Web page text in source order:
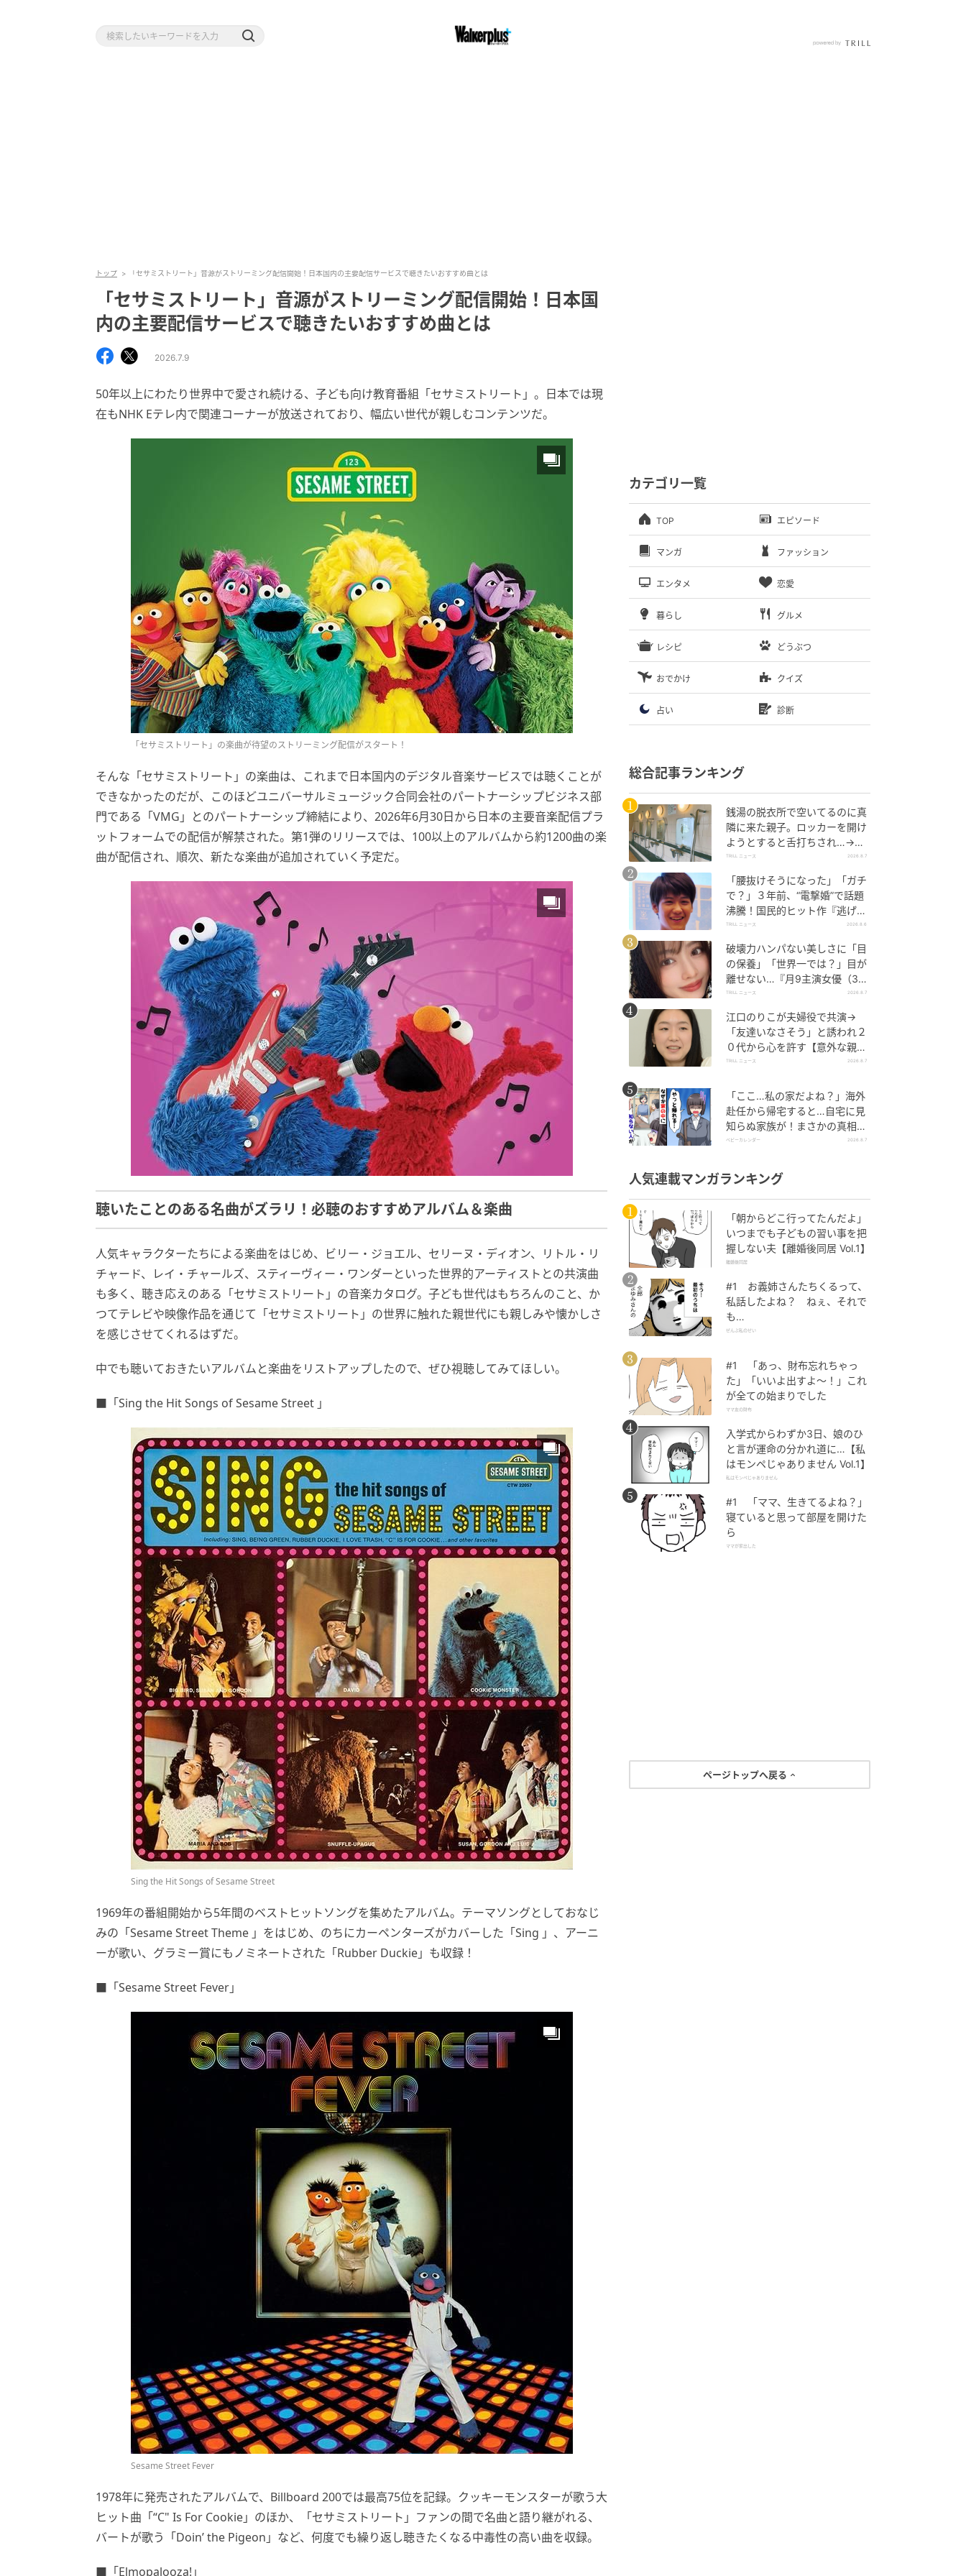
トップ 「セサミストリート」音源がストリーミング配信開始！日本国内の主要配信サービスで聴きたいおすすめ曲とは
「セサミストリート」音源がストリーミング配信開始！日本国
内の主要配信サービスで聴きたいおすすめ曲とは
2026.7.9
50年以上にわたり世界中で愛され続ける、子ども向け教育番組「セサミストリート」。日本では現
在もNHK Eテレ内で関連コーナーが放送されており、幅広い世代が親しむコンテンツだ。
「セサミストリート」の楽曲が待望のストリーミング配信がスタート！
そんな「セサミストリート」の楽曲は、これまで日本国内のデジタル音楽サービスでは聴くことが
できなかったのだが、このほどユニバーサルミュージック合同会社のパートナーシップビジネス部
門である「VMG」とのパートナーシップ締結により、2026年6月30日から日本の主要音楽配信プラ
ットフォームでの配信が解禁された。第1弾のリリースでは、100以上のアルバムから約1200曲の楽
曲が配信され、順次、新たな楽曲が追加されていく予定だ。
聴いたことのある名曲がズラリ！必聴のおすすめアルバム＆楽曲
人気キャラクターたちによる楽曲をはじめ、ビリー・ジョエル、セリーヌ・ディオン、リトル・リ
チャード、レイ・チャールズ、スティーヴィー・ワンダーといった世界的アーティストとの共演曲
も多く、聴き応えのある「セサミストリート」の音楽カタログ。子ども世代はもちろんのこと、か
つてテレビや映像作品を通じて「セサミストリート」の世界に触れた親世代にも親しみや懐かしさ
を感じさせてくれるはずだ。
中でも聴いておきたいアルバムと楽曲をリストアップしたので、ぜひ視聴してみてほしい。
■「Sing the Hit Songs of Sesame Street 」
Sing the Hit Songs of Sesame Street
1969年の番組開始から5年間のベストヒットソングを集めたアルバム。テーマソングとしておなじ
みの「Sesame Street Theme 」をはじめ、のちにカーペンターズがカバーした「Sing 」、アーニ
ーが歌い、グラミー賞にもノミネートされた「Rubber Duckie」も収録！
■「Sesame Street Fever」
Sesame Street Fever
1978年に発売されたアルバムで、Billboard 200では最高75位を記録。クッキーモンスターが歌う大
ヒット曲「“C" Is For Cookie」のほか、「セサミストリート」ファンの間で名曲と語り継がれる、
バートが歌う「Doin’ the Pigeon」など、何度でも繰り返し聴きたくなる中毒性の高い曲を収録。
■「Elmopalooza!」
カテゴリ一覧
TOP エピソード
マンガ ファッション
エンタメ 恋愛
暮らし グルメ
レシピ どうぶつ
おでかけ クイズ
占い 診断
総合記事ランキング
銭湯の脱衣所で空いてるのに真
隣に来た親子。ロッカーを開け
ようとすると舌打ちされ…→直
後、娘の放った“純粋な一言”に
TRILL ニュース 2026.8.7
「腰抜けそうになった」「ガチ
で？」３年前、“電撃婚”で話題
沸騰！国民的ヒット作『逃げ
恥』で異彩放った【国宝級イケ
TRILL ニュース 2026.8.6
破壊力ハンパない美しさに「目
の保養」「世界一では？」目が
離せない…『月9主演女優（34
歳）』“極上”美ショットがすご
TRILL ニュース 2026.8.7
江口のりこが夫婦役で共演→
「友達いなさそう」と誘われ２
０代から心を許す【意外な親友
芸人】とは？
TRILL ニュース 2026.8.7
「ここ…私の家だよね？」海外
赴任から帰宅すると…自宅に見
知らぬ家族が！まさかの真相と
は！？
ベビーカレンダー 2026.8.7
人気連載マンガランキング
「朝からどこ行ってたんだよ」
いつまでも子どもの習い事を把
握しない夫【離婚後同居 Vol.1】
離婚後同居
#1 お義姉さんたちくるって、
私話したよね？ ねぇ、それで
も…
ぜんぶ私のせい
#1 「あっ、財布忘れちゃっ
た」「いいよ出すよ〜！」これ
が全ての始まりでした
ママ友の財布
入学式からわずか3日、娘のひ
と言が運命の分かれ道に…【私
はモンペじゃありません Vol.1】
私はモンペじゃありません
#1 「ママ、生きてるよね？」
寝ていると思って部屋を開けた
ら
ママが家出した
ページトップへ戻る